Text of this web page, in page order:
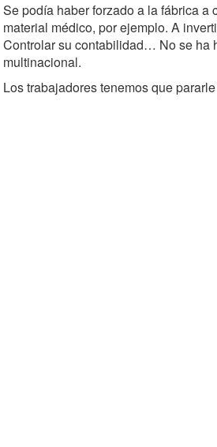
Se podía haber forzado a la fábrica a
material médico, por ejemplo. A
Controlar su contabilidad… No se ha
multinacional.
Los trabajadores tenemos que